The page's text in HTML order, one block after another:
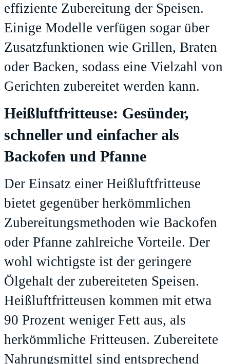
effiziente Zubereitung der Speisen.
Einige Modelle verfügen sogar über
Zusatzfunktionen wie Grillen, Braten
oder Backen, sodass eine Vielzahl von
Gerichten zubereitet werden kann.
Heißluftfritteuse: Gesünder,
schneller und einfacher als
Backofen und Pfanne
Der Einsatz einer Heißluftfritteuse
bietet gegenüber herkömmlichen
Zubereitungsmethoden wie Backofen
oder Pfanne zahlreiche Vorteile. Der
wohl wichtigste ist der geringere
Ölgehalt der zubereiteten Speisen.
Heißluftfritteusen kommen mit etwa
90 Prozent weniger Fett aus, als
herkömmliche Fritteusen. Zubereitete
Nahrungsmittel sind entsprechend